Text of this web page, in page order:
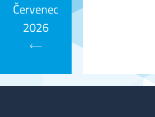
Červenec
2026